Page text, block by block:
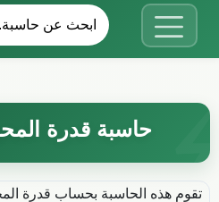
حاسبة قدرة
تقوم هذه الحاسبة بحساب قدرة